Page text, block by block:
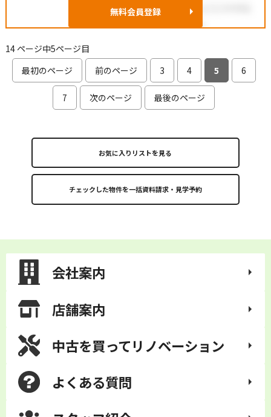
無料会員登録
14 ページ中5ページ目
最初のページ
前のページ 3 4 5 6
7 次のページ 最後のページ
お気に入りリストを見る
会社案内
店舗案内
中古を買ってリノベーション
よくある質問